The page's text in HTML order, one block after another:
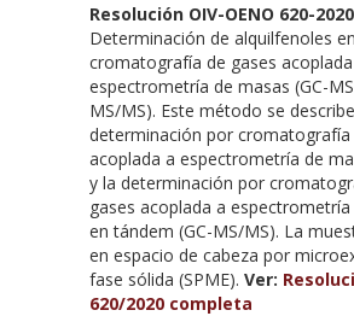
Resolución OIV-OENO 620-
Determinación de alquilfenoles
cromatografía de gases
espectrometría de masas (GC-
MS/MS). Este método se
determinación por cromatografía
acoplada a espectrometría de
y la determinación por
gases acoplada a
en tándem (GC-MS/MS). La
en espacio de cabeza por
fase sólida (SPME). Ver:
620/2020 completa